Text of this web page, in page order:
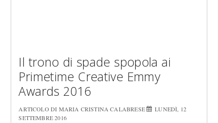
Il trono di spade spopola ai
Primetime Creative Emmy
Awards 2016
ARTICOLO DI MARIA CRISTINA CALABRESE
LUNEDÌ, 12
SETTEMBRE 2016